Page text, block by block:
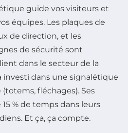
guide vos visiteurs et
équipes. Les plaques de
de direction, et les
de sécurité sont
dans le secteur de la
investi dans une signalétique
fléchages). Ses
% de temps dans leurs
Et ça, ça compte.